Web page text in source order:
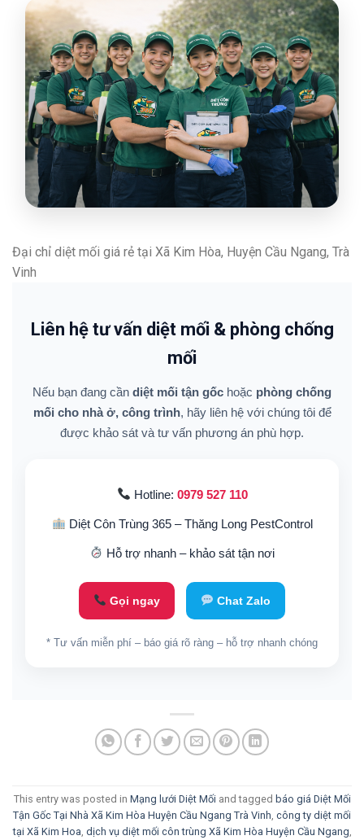
Đại chỉ diệt mối giá rẻ tại Xã Kim Hòa, Huyện Cầu Ngang, Trà
Vinh
Liên hệ tư vấn diệt mối & phòng chống
mối
Nếu bạn đang cần diệt mối tận gốc hoặc phòng chống
mối cho nhà ở, công trình, hãy liên hệ với chúng tôi để
được khảo sát và tư vấn phương án phù hợp.
Hotline: 0979 527 110
Diệt Côn Trùng 365 – Thăng Long PestControl
Hỗ trợ nhanh – khảo sát tận nơi
Gọi ngay Chat Zalo
* Tư vấn miễn phí – báo giá rõ ràng – hỗ trợ nhanh chóng
This entry was posted in Mạng lưới Diệt Mối and tagged báo giá Diệt Mối
Tận Gốc Tại Nhà Xã Kim Hòa Huyện Cầu Ngang Trà Vinh, công ty diệt mối
tại Xã Kim Hoa, dịch vụ diệt mối côn trùng Xã Kim Hòa Huyện Cầu Ngang,